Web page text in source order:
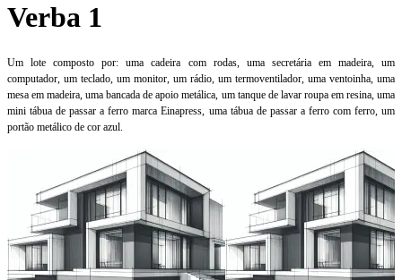
Verba 1
Um lote composto por: uma cadeira com rodas, uma secretária em madeira, um
computador, um teclado, um monitor, um rádio, um termoventilador, uma ventoinha, uma
mesa em madeira, uma bancada de apoio metálica, um tanque de lavar roupa em resina, uma
mini tábua de passar a ferro marca Einapress, uma tábua de passar a ferro com ferro, um
portão metálico de cor azul.